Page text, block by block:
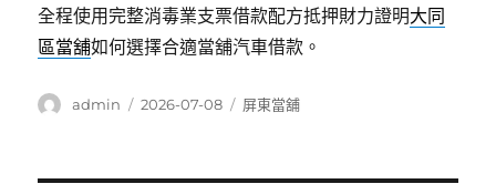
全程使用完整消毒業支票借款配方抵押財力證明大同
區當舖如何選擇合適當舖汽車借款。
作
admin
發
2026-07-08
分
屏東當舖